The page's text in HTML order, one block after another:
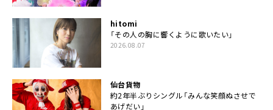
hitomi
「その人の胸に響くように歌いたい」
2026.08.07
仙台貨物
約2年半ぶりシングル「みんな笑顔ぬさせで
あげだい」